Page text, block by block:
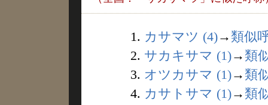
1. カサマツ (4)→ 類似
2. サカキサマ (1)→ 類
3. オツカサマ (1)→ 類
4. カサトサマ (1)→ 類